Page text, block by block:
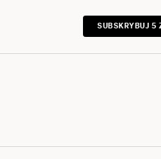
SUBSKRYBUJ 5